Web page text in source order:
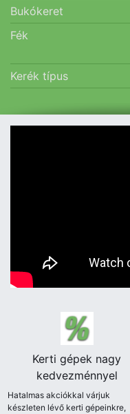
Bukókeret
Fék
Kerék típus
Kerti gépek nagy
kedvezménnyel
Hatalmas akciókkal várjuk
készleten lévő kerti gépeinkre,